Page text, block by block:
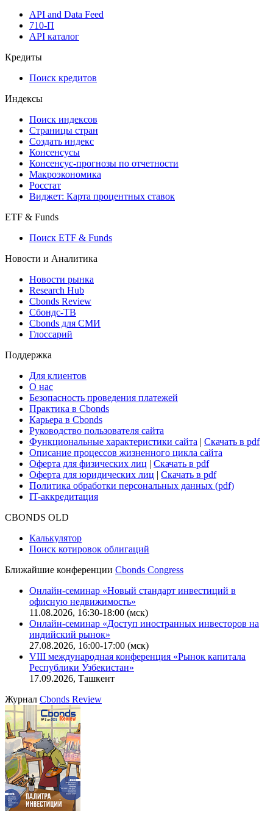
API and Data Feed
710-П
API каталог
Кредиты
Поиск кредитов
Индексы
Поиск индексов
Страницы стран
Создать индекс
Консенсусы
Консенсус-прогнозы по отчетности
Макроэкономика
Росстат
Виджет: Карта процентных ставок
ETF & Funds
Поиск ETF & Funds
Новости и Аналитика
Новости рынка
Research Hub
Cbonds Review
Сбондс-ТВ
Cbonds для СМИ
Глоссарий
Поддержка
Для клиентов
О нас
Безопасность проведения платежей
Практика в Cbonds
Карьера в Cbonds
Руководство пользователя сайта
Функциональные характеристики сайта | Скачать в pdf
Описание процессов жизненного цикла сайта
Оферта для физических лиц | Скачать в pdf
Оферта для юридических лиц | Скачать в pdf
Политика обработки персональных данных (pdf)
IT-аккредитация
CBONDS OLD
Калькулятор
Поиск котировок облигаций
Ближайшие конференции Cbonds Congress
Онлайн-семинар «Новый стандарт инвестиций в
офисную недвижимость»
11.08.2026, 16:30-18:00 (мск)
Онлайн-семинар «Доступ иностранных инвесторов на
индийский рынок»
27.08.2026, 16:00-17:00 (мск)
VIII международная конференция «Рынок капитала
Республики Узбекистан»
17.09.2026, Ташкент
Журнал Cbonds Review